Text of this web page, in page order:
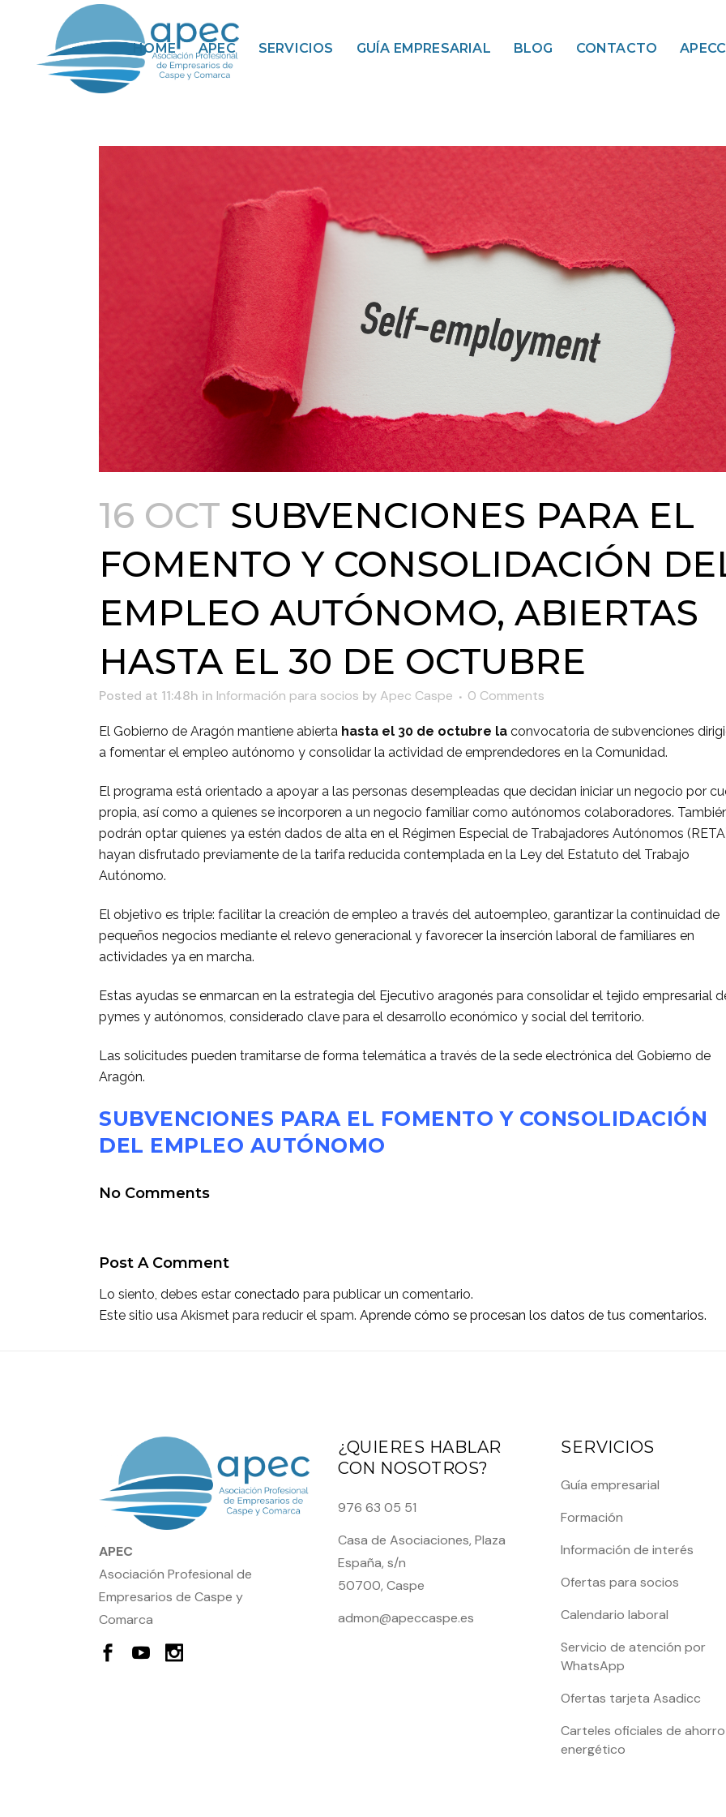
HOME APEC SERVICIOS GUÍA EMPRESARIAL BLOG CONTACTO
16 OCT SUBVENCIONES PARA EL
FOMENTO Y CONSOLIDACIÓN
EMPLEO AUTÓNOMO, ABIERTAS
HASTA EL 30 DE OCTUBRE
Posted at 11:48h in Información para socios by Apec Caspe 0 Comments
El Gobierno de Aragón mantiene abierta hasta el 30 de octubre la convocatoria de subvenciones
a fomentar el empleo autónomo y consolidar la actividad de emprendedores en la Comunidad.
El programa está orientado a apoyar a las personas desempleadas que decidan iniciar un negocio por
propia, así como a quienes se incorporen a un negocio familiar como autónomos colaboradores.
podrán optar quienes ya estén dados de alta en el Régimen Especial de Trabajadores Autónomos
hayan disfrutado previamente de la tarifa reducida contemplada en la Ley del Estatuto del Trabajo
Autónomo.
El objetivo es triple: facilitar la creación de empleo a través del autoempleo, garantizar la continuidad de
pequeños negocios mediante el relevo generacional y favorecer la inserción laboral de familiares en
actividades ya en marcha.
Estas ayudas se enmarcan en la estrategia del Ejecutivo aragonés para consolidar el tejido empresarial
pymes y autónomos, considerado clave para el desarrollo económico y social del territorio.
Las solicitudes pueden tramitarse de forma telemática a través de la sede electrónica del Gobierno de
Aragón.
SUBVENCIONES PARA EL FOMENTO Y CONSOLIDACIÓN
DEL EMPLEO AUTÓNOMO
No Comments
Post A Comment
Lo siento, debes estar conectado para publicar un comentario.
Este sitio usa Akismet para reducir el spam. Aprende cómo se procesan los datos de tus comentarios.
APEC
Asociación Profesional de
Empresarios de Caspe y
Comarca
¿QUIERES HABLAR
CON NOSOTROS?
976 63 05 51
Casa de Asociaciones, Plaza
España, s/n
50700, Caspe
admon@apeccaspe.es
SERVICIOS
Guía empresarial
Formación
Información de interés
Ofertas para socios
Calendario laboral
Servicio de atención por
WhatsApp
Ofertas tarjeta Asadicc
Carteles oficiales de ahorro
energético